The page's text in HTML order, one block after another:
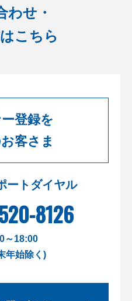
わせ・
こちら
登録を
客さま
ートダイヤル
8126
～18:00
年始除く)